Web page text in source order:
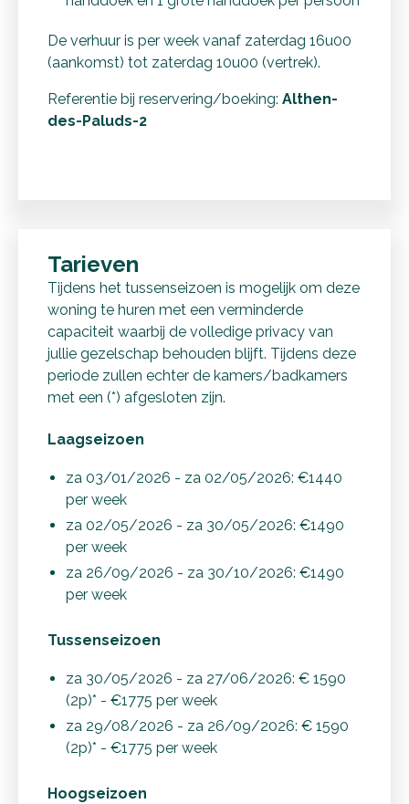
De verhuur is per week vanaf zaterdag 16u00
(aankomst) tot zaterdag 10u00 (vertrek).
Referentie bij reservering/boeking: Althen-
des-Paluds-2
Tarieven
Tijdens het tussenseizoen is mogelijk om deze
woning te huren met een verminderde
capaciteit waarbij de volledige privacy van
jullie gezelschap behouden blijft. Tijdens deze
periode zullen echter de kamers/badkamers
met een (*) afgesloten zijn.
Laagseizoen
za 03/01/2026 - za 02/05/2026: €1440
per week
za 02/05/2026 - za 30/05/2026: €1490
per week
za 26/09/2026 - za 30/10/2026: €1490
per week
Tussenseizoen
za 30/05/2026 - za 27/06/2026: € 1590
(2p)* - €1775 per week
za 29/08/2026 - za 26/09/2026: € 1590
(2p)* - €1775 per week
Hoogseizoen